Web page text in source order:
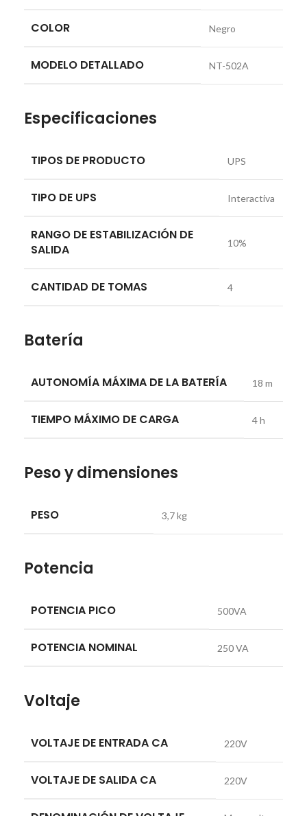
COLOR Negro
MODELO DETALLADO NT-502A
Especificaciones
TIPOS DE PRODUCTO UPS
TIPO DE UPS Interactiva
RANGO DE ESTABILIZACIÓN DE
SALIDA
10%
CANTIDAD DE TOMAS 4
Batería
AUTONOMÍA MÁXIMA DE LA BATERÍA 18 m
TIEMPO MÁXIMO DE CARGA 4 h
Peso y dimensiones
PESO 3,7 kg
Potencia
POTENCIA PICO 500VA
POTENCIA NOMINAL 250 VA
Voltaje
VOLTAJE DE ENTRADA CA 220V
VOLTAJE DE SALIDA CA 220V